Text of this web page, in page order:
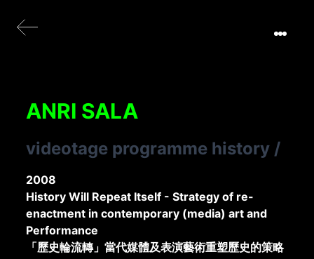
ANRI SALA
videotage programme history /
2008
History Will Repeat Itself - Strategy of re-
enactment in contemporary (media) art and
Performance
「歷史輪流轉」當代媒體及表演藝術重塑歷史的策略